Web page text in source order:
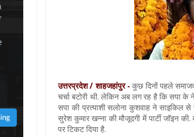
उत्तरप्रदेश / शाहजहांपुर - कुछ दिनों पहले
चर्चा बटोरी थी. लेकिन अब लग रह है कि सपा के
सपा की प्रत्याशी सलोना कुशवाह ने साइकिल
सुरेश कुमार खन्ना की मौजूदगी में पार्टी जॉइन
पर टिकट दिया है.